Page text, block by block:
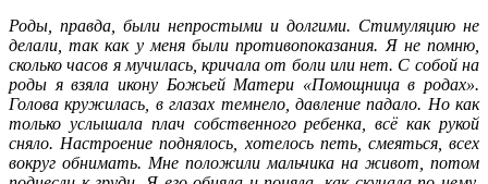
Роды, правда, были непростыми и долгими. Стимуляцию не
делали, так как у меня были противопоказания. Я не помню,
сколько часов я мучилась, кричала от боли или нет. С собой на
роды я взяла икону Божьей Матери «Помощница в родах».
Голова кружилась, в глазах темнело, давление падало. Но как
только услышала плач собственного ребенка, всё как рукой
сняло. Настроение поднялось, хотелось петь, смеяться, всех
вокруг обнимать. Мне положили мальчика на живот, потом